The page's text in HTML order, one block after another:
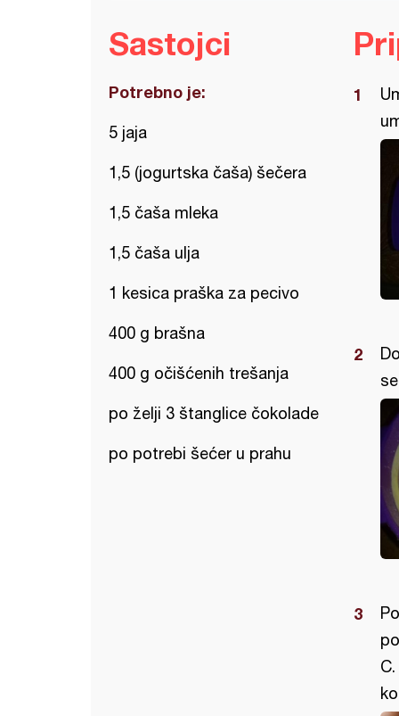
Sastojci
Potrebno je:
5 jaja
1,5 (jogurtska čaša) šečera
1,5 čaša mleka
1,5 čaša ulja
1 kesica praška za pecivo
400 g brašna
400 g očišćenih trešanja
po želji 3 štanglice čokolade
po potrebi šećer u prahu